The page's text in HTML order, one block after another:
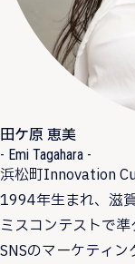
田ケ原 恵美
- Emi Tagahara -
浜松町Innovation
1994年生まれ、滋
ミスコンテストで準
SNSのマーケティ